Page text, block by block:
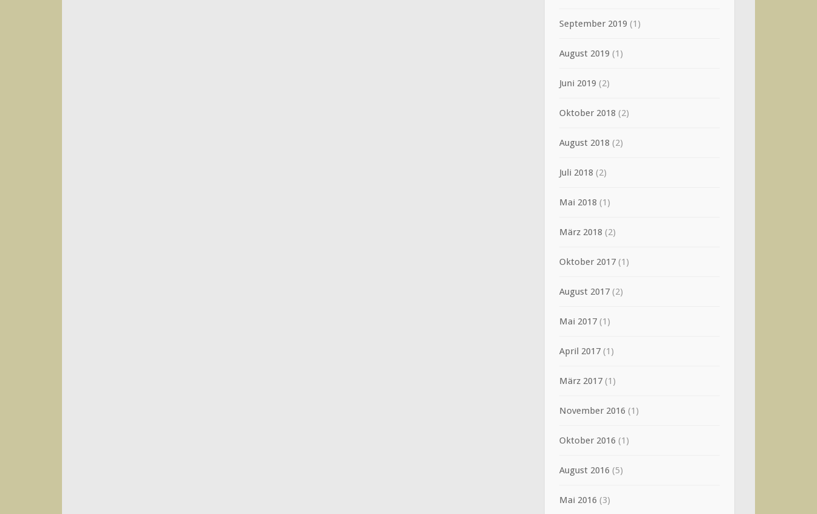
September 2019 (1)
August 2019 (1)
Juni 2019 (2)
Oktober 2018 (2)
August 2018 (2)
Juli 2018 (2)
Mai 2018 (1)
März 2018 (2)
Oktober 2017 (1)
August 2017 (2)
Mai 2017 (1)
April 2017 (1)
März 2017 (1)
November 2016 (1)
Oktober 2016 (1)
August 2016 (5)
Mai 2016 (3)